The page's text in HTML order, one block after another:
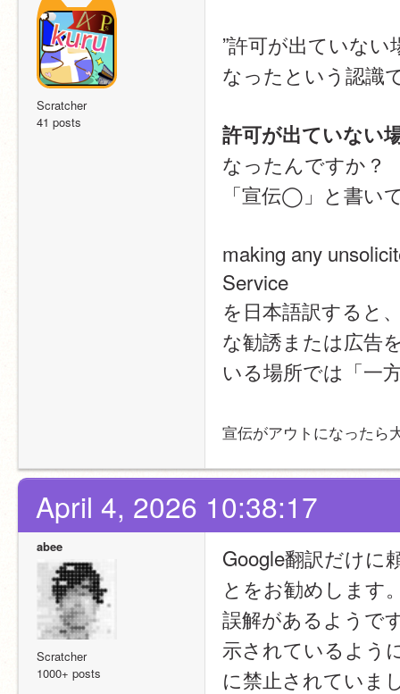
Scratcher
41 posts
”許可が出ていな
なったという認識
許可が出ていない
なったんですか？
「宣伝◯」と書い
making any
Service
を日本語訳すると
な勧誘または広告
いる場所では「一
宣伝がアウトになったら
April 4, 2026 10:38:17
abee
Scratcher
1000+ posts
Google翻訳だけに
とをお勧めします
誤解があるようで
示されているよう
に禁止されていま